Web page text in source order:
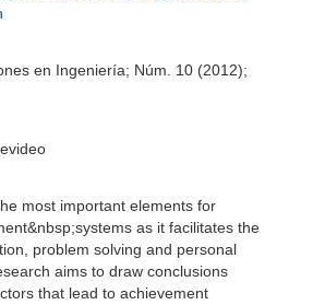
en Ingeniería; Núm. 10 (2012);
most important elements for
as it facilitates the
problem solving and personal
aims to draw conclusions
that lead to achievement